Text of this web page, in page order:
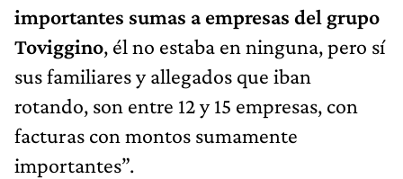
importantes sumas a empresas del grupo
Toviggino, él no estaba en ninguna, pero sí
sus familiares y allegados que iban
rotando, son entre 12 y 15 empresas, con
facturas con montos sumamente
importantes”.